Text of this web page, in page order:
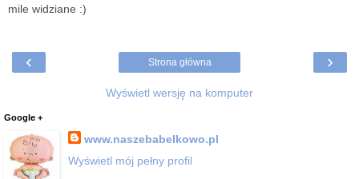
mile widziane :)
‹ ›
Strona główna
Wyświetl wersję na komputer
Google +
www.naszebabelkowo.pl
Wyświetl mój pełny profil